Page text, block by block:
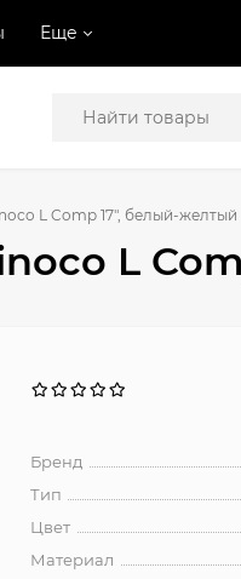
Еще
L Comp 17", белый-желтый
L
Бренд
Тип
Цвет
Материал